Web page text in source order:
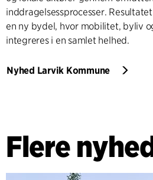
inddragelsessprocesser.
en ny bydel, hvor mobilitet, byliv
integreres i en samlet helhed.
Nyhed Larvik Kommune
Flere